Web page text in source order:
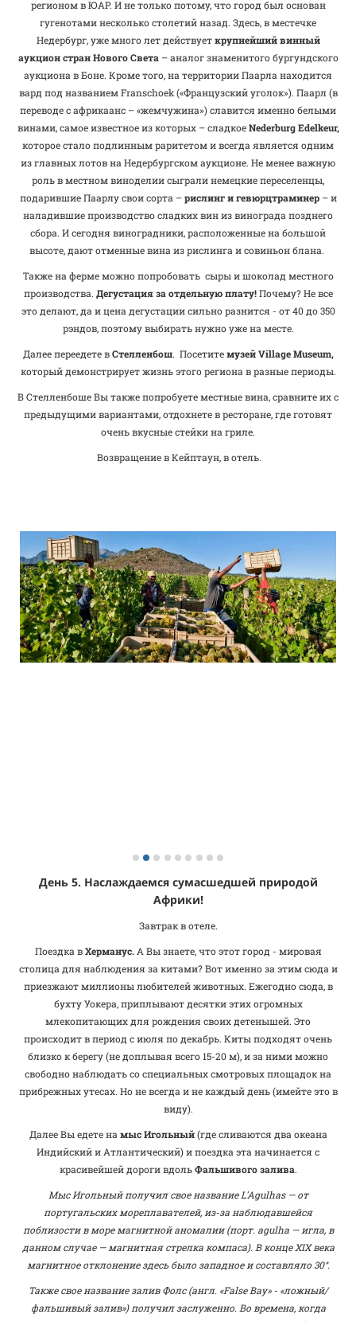
регионом в ЮАР. И не только потому, что город был основан
гугенотами несколько столетий назад. Здесь, в местечке
Недербург, уже много лет действуеткрупнейший винный
аукцион стран Нового Света – аналог знаменитого бургундского
аукциона в Боне. Кроме того, на территории Паарла находится
вард под названием Franschoek («Французский уголок»). Паарл (в
переводе с африкаанс – «жемчужина») славится именно белыми
винами, самое известное из которых – сладкоеNederburg Edelkeur,
которое стало подлинным раритетом и всегда является одним
из главных лотов на Недербургском аукционе. Не менее важную
роль в местном виноделии сыграли немецкие переселенцы,
подарившие Паарлу свои сорта –рислинг и гевюрцтраминер– и
наладившие производство сладких вин из винограда позднего
сбора. И сегодня виноградники, расположенные на большой
высоте, дают отменные вина из рислинга и совиньон блана.
Также на ферме можно попробовать сыры и шоколад местного
производства. Дегустация за отдельную плату!Почему? Не все
это делают, да и цена дегустации сильно разнится - от 40 до 350
рэндов, поэтому выбирать нужно уже на месте.
Далее переедете вСтелленбош. Посетитемузей Village Museum,
который демонстрирует жизнь этого региона в разные периоды.
В Стелленбоше Вы также попробуете местные вина, сравните их с
предыдущими вариантами, отдохнете в ресторане, где готовят
очень вкусные стейки на гриле.
Возвращение в Кейптаун, в отель.
День 5. Наслаждаемся сумасшедшей природой
Африки!
Завтрак в отеле.
Поездка вХерманус. А Вы знаете, что этот город - мировая
столица для наблюдения за китами? Вот именно за этим сюда и
приезжают миллионы любителей животных. Ежегодно сюда, в
бухту Уокера, приплывают десятки этих огромных
млекопитающих для рождения своих детенышей. Это
происходит в период с июля по декабрь. Киты подходят очень
близко к берегу (не доплывая всего 15-20 м), и за ними можно
свободно наблюдать со специальных смотровых площадок на
прибрежных утесах. Но не всегда и не каждый день (имейте это в
виду).
Далее Вы едете на мыс Игольный(где сливаются два океана
Индийский и Атлантический) и поездка эта начинается с
красивейшей дороги вдольФальшивого залива.
Мыс Игольный получил свое название L'Agulhas — от
португальских мореплавателей, из-за наблюдавшейся
поблизости в море магнитной аномалии (порт. agulha — игла, в
данном случае — магнитная стрелка компаса). В конце XIX века
магнитное отклонение здесь было западное и составляло 30°.
Также свое название залив Фолс (англ. «False Bay» - «ложный/
фальшивый залив») получил заслуженно. Во времена, когда